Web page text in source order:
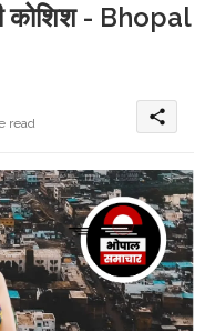
कोशिश - Bhopal
read share